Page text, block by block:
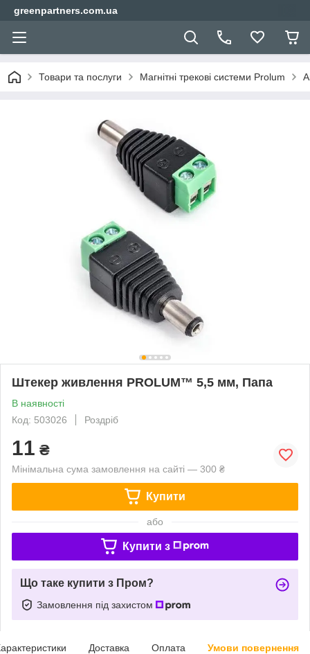
greenpartners.com.ua
Товари та послуги Магнітні трекові системи Prolum
Штекер живлення PROLUM™ 5,5 мм, Папа
В наявності
Код: 503026
Роздріб
11 ₴
Мінімальна сума замовлення на сайті — 300 ₴
Купити
або
Купити з
Що таке купити з Пром?
Замовлення під захистом
Доставка Оплата Умови повернення